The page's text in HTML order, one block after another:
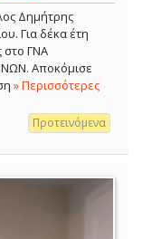
Δημήτρης
Για δέκα έτη
στο ΓΝΑ
Αποκόμισε
» Περισσότερες
Προτεινόμενα